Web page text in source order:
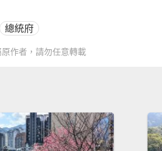
總統府
作者，請勿任意轉載